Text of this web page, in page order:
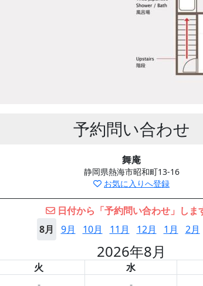
予約問い合わせ
舞庵
静岡県熱海市昭和町13-16
お気に入りへ登録
日付から「予約問い合わせ」しま
8月
9月 10月 11月 12月 1月 2月
2026年8月
火 水